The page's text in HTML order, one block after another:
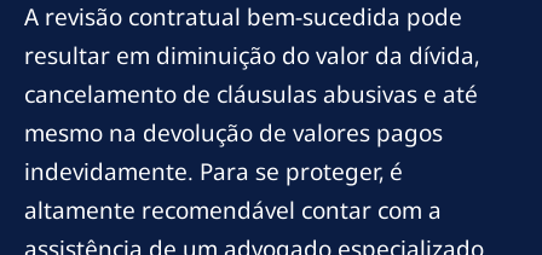
A revisão contratual bem-sucedida pode
resultar em diminuição do valor da dívida,
cancelamento de cláusulas abusivas e até
mesmo na devolução de valores pagos
indevidamente. Para se proteger, é
altamente recomendável contar com a